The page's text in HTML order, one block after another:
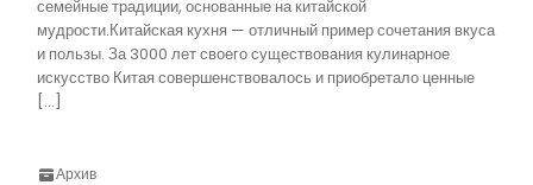
семейные традиции, основанные на китайской
мудрости.Китайская кухня — отличный пример сочетания вкуса
и пользы. За 3000 лет своего существования кулинарное
искусство Китая совершенствовалось и приобретало ценные
[…]
Архив